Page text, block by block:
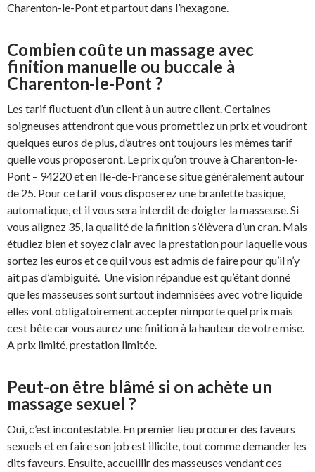
Charenton-le-Pont et partout dans l’hexagone.
Combien coûte un massage avec
finition manuelle ou buccale à
Charenton-le-Pont ?
Les tarif fluctuent d’un client à un autre client. Certaines
soigneuses attendront que vous promettiez un prix et voudront
quelques euros de plus, d’autres ont toujours les mêmes tarif
quelle vous proposeront. Le prix qu’on trouve à Charenton-le-
Pont – 94220 et en Ile-de-France se situe généralement autour
de 25. Pour ce tarif vous disposerez une branlette basique,
automatique, et il vous sera interdit de doigter la masseuse. Si
vous alignez 35, la qualité de la finition s’élèvera d’un cran. Mais
étudiez bien et soyez clair avec la prestation pour laquelle vous
sortez les euros et ce quil vous est admis de faire pour qu’il n’y
ait pas d’ambiguité. Une vision répandue est qu’étant donné
que les masseuses sont surtout indemnisées avec votre liquide
elles vont obligatoirement accepter nimporte quel prix mais
cest bête car vous aurez une finition à la hauteur de votre mise.
A prix limité, prestation limitée.
Peut-on être blâmé si on achète un
massage sexuel ?
Oui, c’est incontestable. En premier lieu procurer des faveurs
sexuels et en faire son job est illicite, tout comme demander les
dits faveurs. Ensuite, accueillir des masseuses vendant ces